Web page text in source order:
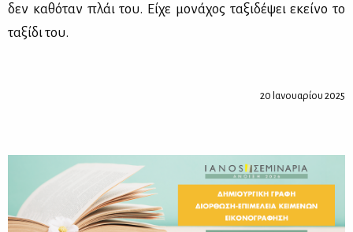
δεν κα­θό­ταν πλάι του. Εί­χε μο­νά­χος τα­ξι­δέ­ψει εκεί­νο το
τα­ξί­δι του.
20 Ιανουαρίου 2025